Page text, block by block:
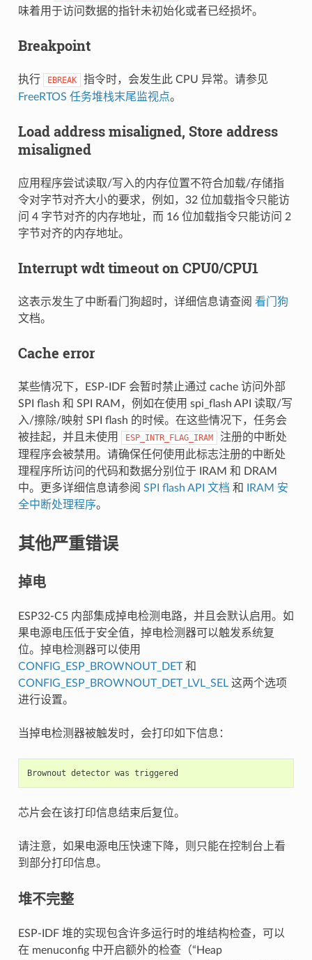
味着用于访问数据的指针未初始化或者已经损坏。
Breakpoint
执行 EBREAK
指令时，会发生此 CPU 异常。请参见
FreeRTOS 任务堆栈末尾监视点。
Load address misaligned, Store address
misaligned
应用程序尝试读取/写入的内存位置不符合加载/存储指
令对字节对齐大小的要求，例如，32 位加载指令只能访
问 4 字节对齐的内存地址，而 16 位加载指令只能访问 2
字节对齐的内存地址。
Interrupt wdt timeout on CPU0/CPU1
这表示发生了中断看门狗超时，详细信息请查阅 看门狗
文档。
Cache error
某些情况下，ESP-IDF 会暂时禁止通过 cache 访问外部
SPI flash 和 SPI RAM，例如在使用 spi_flash API 读取/写
入/擦除/映射 SPI flash 的时候。在这些情况下，任务会
被挂起，并且未使用
ESP_INTR_FLAG_IRAM
注册的中断处
理程序会被禁用。请确保任何使用此标志注册的中断处
理程序所访问的代码和数据分别位于 IRAM 和 DRAM
中。更多详细信息请参阅 SPI flash API 文档 和
IRAM 安
全中断处理程序。
其他严重错误
掉电
ESP32-C5 内部集成掉电检测电路，并且会默认启用。如
果电源电压低于安全值，掉电检测器可以触发系统复
位。掉电检测器可以使用
CONFIG_ESP_BROWNOUT_DET和
CONFIG_ESP_BROWNOUT_DET_LVL_SEL这两个选项
进行设置。
当掉电检测器被触发时，会打印如下信息：
芯片会在该打印信息结束后复位。
请注意，如果电源电压快速下降，则只能在控制台上看
到部分打印信息。
堆不完整
ESP-IDF 堆的实现包含许多运行时的堆结构检查，可以
在 menuconfig 中开启额外的检查（“Heap